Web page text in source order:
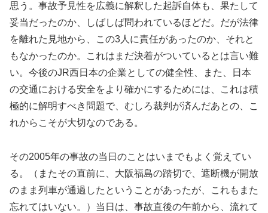
思う。事故予見性を広義に解釈した起訴自体も、果たして
妥当だったのか、しばしば問われているほどだ。だが法律
を離れた見地から、この3人に責任があったのか、それと
もなかったのか。これはまだ決着がついているとは言い難
い。今後のJR西日本の企業としての健全性、また、日本
の交通における安全をより確かにするためには、これは積
極的に解明すべき問題で、むしろ裁判が済んだあとの、こ
れからこそが大切なのである。
その2005年の事故の当日のことはいまでもよく覚えてい
る。（またその直前に、大阪福島の踏切で、遮断機が開放
のまま列車が通過したということがあったが、これもまた
忘れてはいない。）当日は、事故直後の午前から、流れて